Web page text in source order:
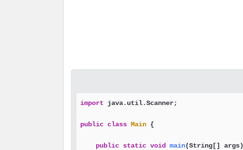
import java.util.Scanner;
public class Main {
public static void main(String[] args)